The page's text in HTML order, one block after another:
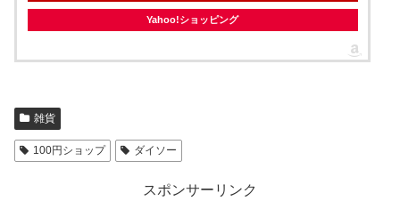
Yahoo!ショッピング
雑貨
100円ショップ ダイソー
スポンサーリンク